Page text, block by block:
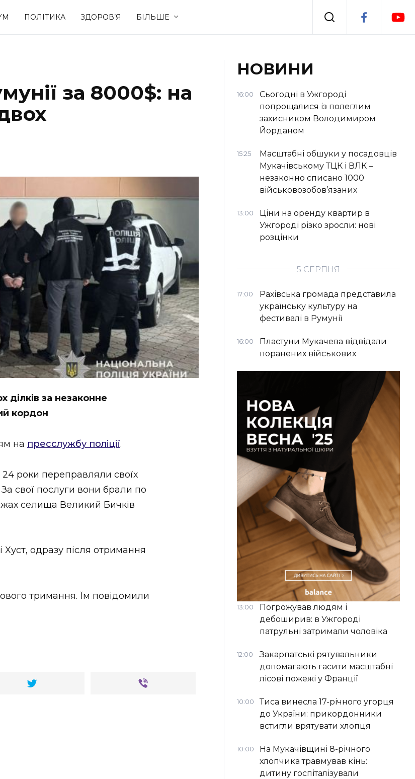
ПОЛІТИКА ЗДОРОВ’Я БІЛЬШЕ
Події
Спорт Стиль життя
за 8000$: на
ділків за незаконне
кордон
на пресслужбу поліції.
24 роки переправляли своїх
За свої послуги вони брали по
селища Великий Бичків
Хуст, одразу після отримання
тримання. Їм повідомили
НОВИНИ
16:00
Сьогодні в Ужгороді
попрощалися із полеглим
захисником Володимиром
Йорданом
15:25
Масштабні обшуки у посадовців
Мукачівському ТЦК і ВЛК –
незаконно списано 1000
військовозобов’язаних
13:00
Ціни на оренду квартир в
Ужгороді різко зросли: нові
розцінки
5 СЕРПНЯ
17:00
Рахівська громада представила
українську культуру на
фестивалі в Румунії
16:00
Пластуни Мукачева відвідали
поранених військових
13:00
Погрожував людям і
дебоширив: в Ужгороді
патрульні затримали чоловіка
12:00
Закарпатські рятувальники
допомагають гасити масштабні
лісові пожежі у Франції
10:00
Тиса винесла 17-річного угорця
до України: прикордонники
встигли врятувати хлопця
10:00
На Мукачівщині 8-річного
хлопчика травмував кінь:
дитину госпіталізували